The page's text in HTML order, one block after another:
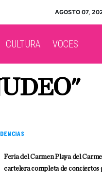
AGOSTO 07,
CULTURA VOCES
Feria del Carmen Playa del
cartelera completa de conciertos